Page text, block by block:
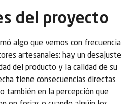
del proyecto
algo que vemos con frecuencia
artesanales: hay un desajuste
del producto y la calidad de su
tiene consecuencias directas
también en la percepción que